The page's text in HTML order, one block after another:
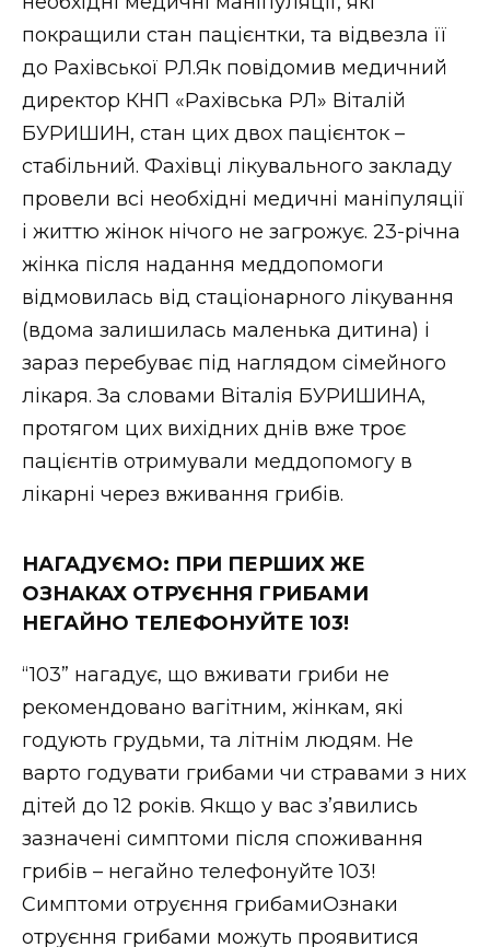
покращили стан пацієнтки, та відвезла її
до Рахівської РЛ.Як повідомив медичний
директор КНП «Рахівська РЛ» Віталій
БУРИШИН, стан цих двох пацієнток –
стабільний. Фахівці лікувального закладу
провели всі необхідні медичні маніпуляції
і життю жінок нічого не загрожує. 23-річна
жінка після надання меддопомоги
відмовилась від стаціонарного лікування
(вдома залишилась маленька дитина) і
зараз перебуває під наглядом сімейного
лікаря. За словами Віталія БУРИШИНА,
протягом цих вихідних днів вже троє
пацієнтів отримували меддопомогу в
лікарні через вживання грибів.
НАГАДУЄМО: ПРИ ПЕРШИХ ЖЕ
ОЗНАКАХ ОТРУЄННЯ ГРИБАМИ
НЕГАЙНО ТЕЛЕФОНУЙТЕ 103!
“103” нагадує, що вживати гриби не
рекомендовано вагітним, жінкам, які
годують грудьми, та літнім людям. Не
варто годувати грибами чи стравами з них
дітей до 12 років. Якщо у вас з’явились
зазначені симптоми після споживання
грибів – негайно телефонуйте 103!
Симптоми отруєння грибамиОзнаки
отруєння грибами можуть проявитися